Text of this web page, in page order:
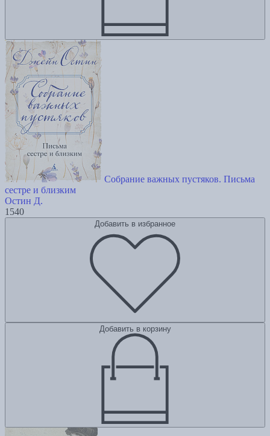
Собрание важных пустяков. Письма
сестре и близким
Остин Д.
1540
Добавить в избранное
Добавить в корзину